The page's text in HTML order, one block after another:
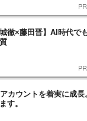
城徹×藤田晋】AI時代で
カウントを着実に成
す。